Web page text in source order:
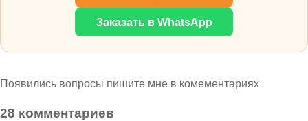
Заказать в WhatsApp
Появились вопросы пишите мне в комементариях
28 комментариев